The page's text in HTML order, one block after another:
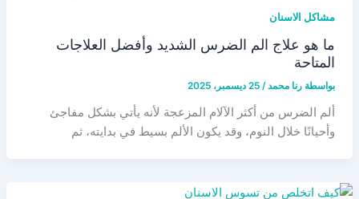
مشاكل الاسنان
ما هو علاج الم الضرس الشديد وأفضل العلاجات
المتاحة
بواسطة رنا محمد/ 25 ديسمبر، 2025
ألم الضرس من أكثر الآلام المزعجة لأنه يأتي بشكل مفاجئ
وأحيانًا خلال النوم، وقد يكون الألم بسيط في بدايته، ثم